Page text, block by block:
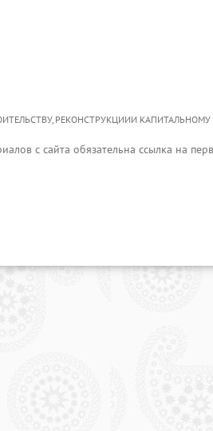
РЕКОНСТРУКЦИИИ
с сайта обязательна ссылка на